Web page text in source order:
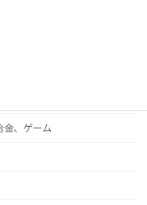
金、ゲーム